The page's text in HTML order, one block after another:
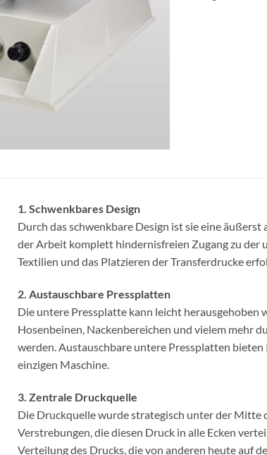
1. Schwenkbares Design
Durch das schwenkbare Design ist sie eine
der Arbeit komplett hindernisfreien Zugang zu der
Textilien und das Platzieren der Transferdrucke
2. Austauschbare Pressplatten
Die untere Pressplatte kann leicht herausgehoben
Hosenbeinen, Nackenbereichen und vielem mehr
werden. Austauschbare untere Pressplatten
einzigen Maschine.
3. Zentrale Druckquelle
Die Druckquelle wurde strategisch unter der
Verstrebungen, die diesen Druck in alle Ecken
Verteilung des Drucks, die von anderen heute auf